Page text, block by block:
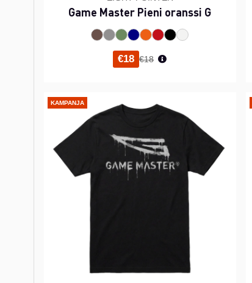
Game Master Pieni oranssi G
€18 Normaali hinta
€18
KAMPANJA